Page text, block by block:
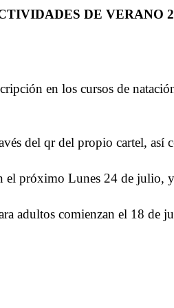
DE VERANO
en los cursos de
del qr del propio cartel, así
el próximo Lunes 24 de julio,
adultos comienzan el 18 de